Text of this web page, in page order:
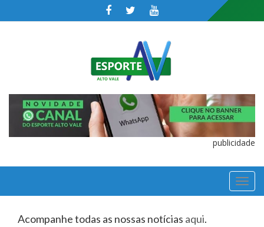
publicidade
Acompanhe todas as nossas notícias aqui.